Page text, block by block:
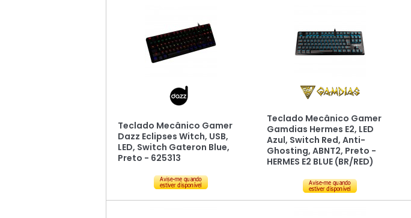
Teclado Mecânico Gamer
Dazz Eclipses Witch, USB,
LED, Switch Gateron Blue,
Preto - 625313
Teclado Mecânico Gamer
Gamdias Hermes E2, LED
Azul, Switch Red, Anti-
Ghosting, ABNT2, Preto -
HERMES E2 BLUE (BR/RED)